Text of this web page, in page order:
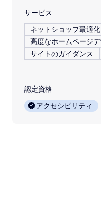
サービス
ネットショップ最適化
サイトのガイダンス
認定資格
アクセシビリティ